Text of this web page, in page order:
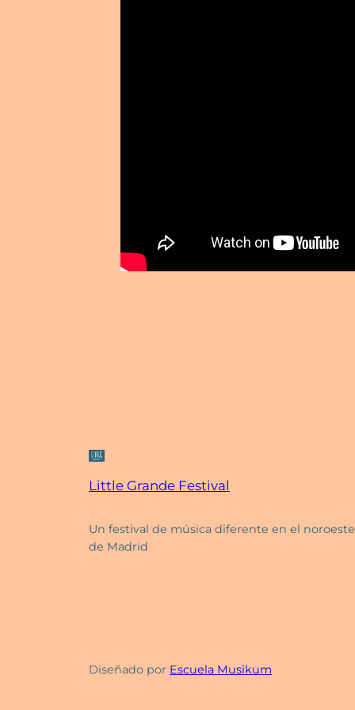
Little Grande Festival
Un festival de música diferente en el noroeste
de Madrid
Diseñado por Escuela Musikum